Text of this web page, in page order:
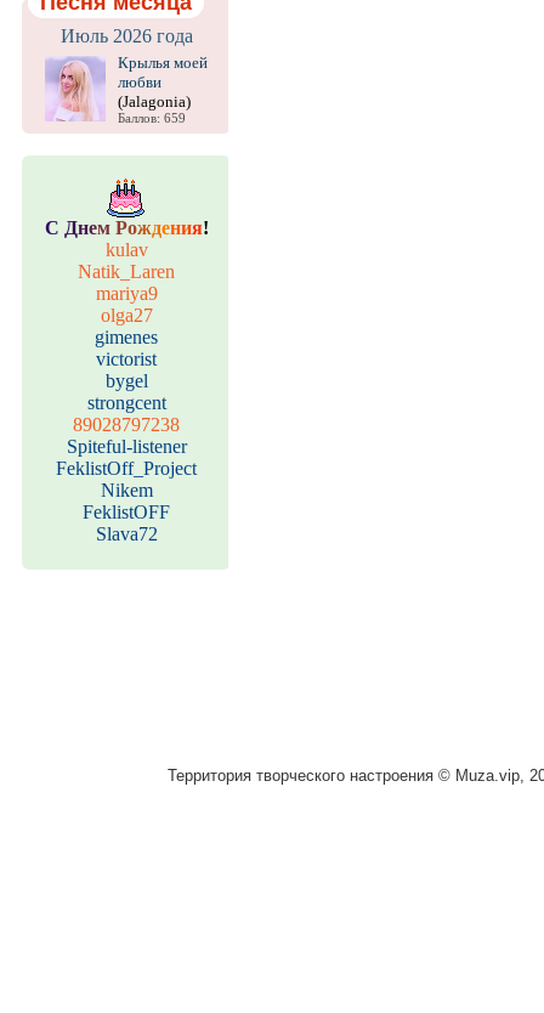
Июль 2026 года
Крылья моей
любви
(Jalagonia)
Баллов: 659
С Днем Рождения!
kulav
Natik_Laren
mariya9
olga27
gimenes
victorist
bygel
strongcent
89028797238
Spiteful-listener
FeklistOff_Project
Nikem
FeklistOFF
Slava72
Территория творческого настроения © Muza.vip,